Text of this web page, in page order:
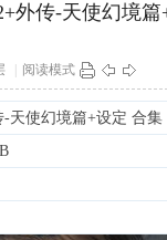
外传-天使幻境
阅读模式
-天使幻境篇+设定 合集